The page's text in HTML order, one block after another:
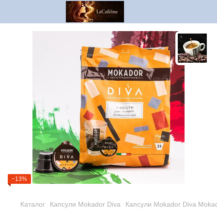
−13%
Каталог Капсули Mokador Diva Капсули Mokador Diva